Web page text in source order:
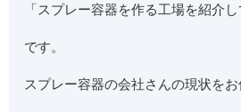
「スプレー容器を作る工場を紹介し
です。
スプレー容器の会社さんの現状をお